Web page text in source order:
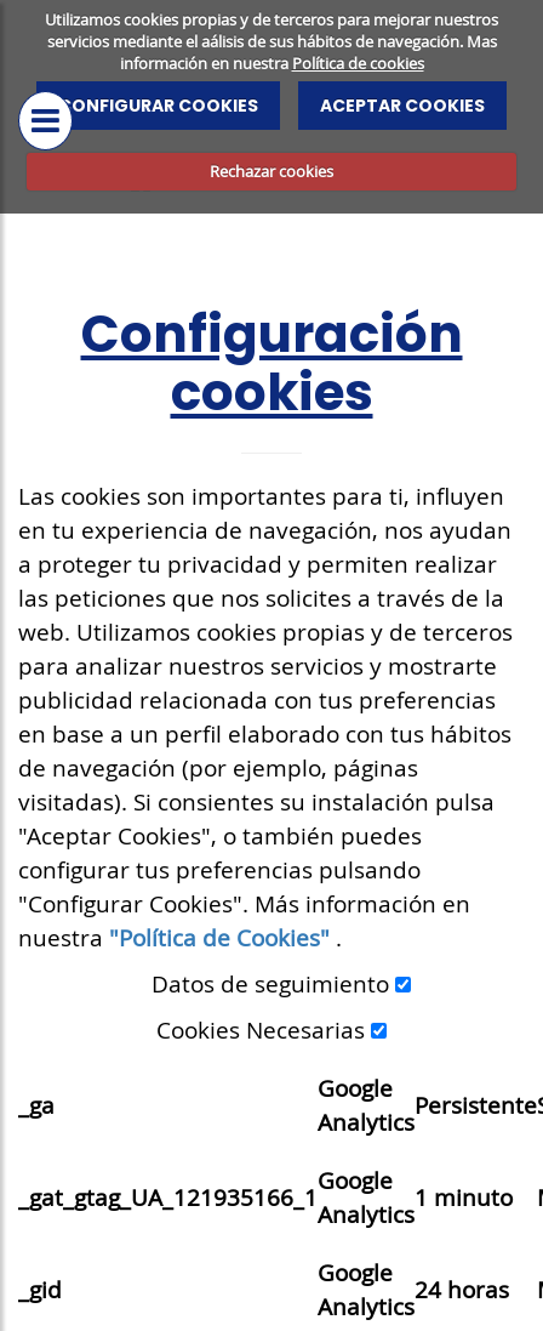
Utilizamos cookies propias y de terceros para mejorar nuestros
servicios mediante el aálisis de sus hábitos de navegación. Mas
información en nuestra Política de cookies
CONFIGURAR COOKIES ACEPTAR COOKIES
Rechazar cookies
CENTRO
MÉDICO
PRUEBAS
DIAGNÓSTICAS
RESONANCIA
MAGNÉTICA
Configuración
cookies
Las cookies son importantes para ti, influyen
en tu experiencia de navegación, nos ayudan
a proteger tu privacidad y permiten realizar
las peticiones que nos solicites a través de la
web. Utilizamos cookies propias y de terceros
para analizar nuestros servicios y mostrarte
publicidad relacionada con tus preferencias
en base a un perfil elaborado con tus hábitos
de navegación (por ejemplo, páginas
visitadas). Si consientes su instalación pulsa
"Aceptar Cookies", o también puedes
configurar tus preferencias pulsando
"Configurar Cookies". Más información en
nuestra "Política de Cookies" .
Datos de seguimiento
Cookies Necesarias
_ga
Google
Analytics
Persistente
_gat_gtag_UA_121935166_1
Google
Analytics
1 minuto
_gid
Google
Analytics
24 horas